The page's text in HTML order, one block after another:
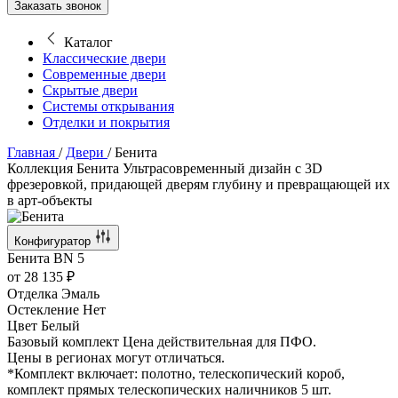
Заказать звонок
Каталог
Классические двери
Современные двери
Скрытые двери
Системы открывания
Отделки и покрытия
Главная / Двери / Бенита
Коллекция Бенита Ультрасовременный дизайн с 3D
фрезеровкой, придающей дверям глубину и превращающей их
в арт-объекты
Конфигуратор
Бенита BN 5
от 28 135 ₽
Отделка Эмаль
Остекление Нет
Цвет Белый
Базовый комплект Цена действительная для ПФО.
Цены в регионах могут отличаться.
*Комплект включает: полотно, телескопический короб,
комплект прямых телескопических наличников 5 шт.